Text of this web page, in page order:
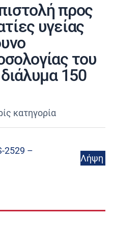
προς
υγείας
του
150
κατηγορία
2529 –
Λήψη